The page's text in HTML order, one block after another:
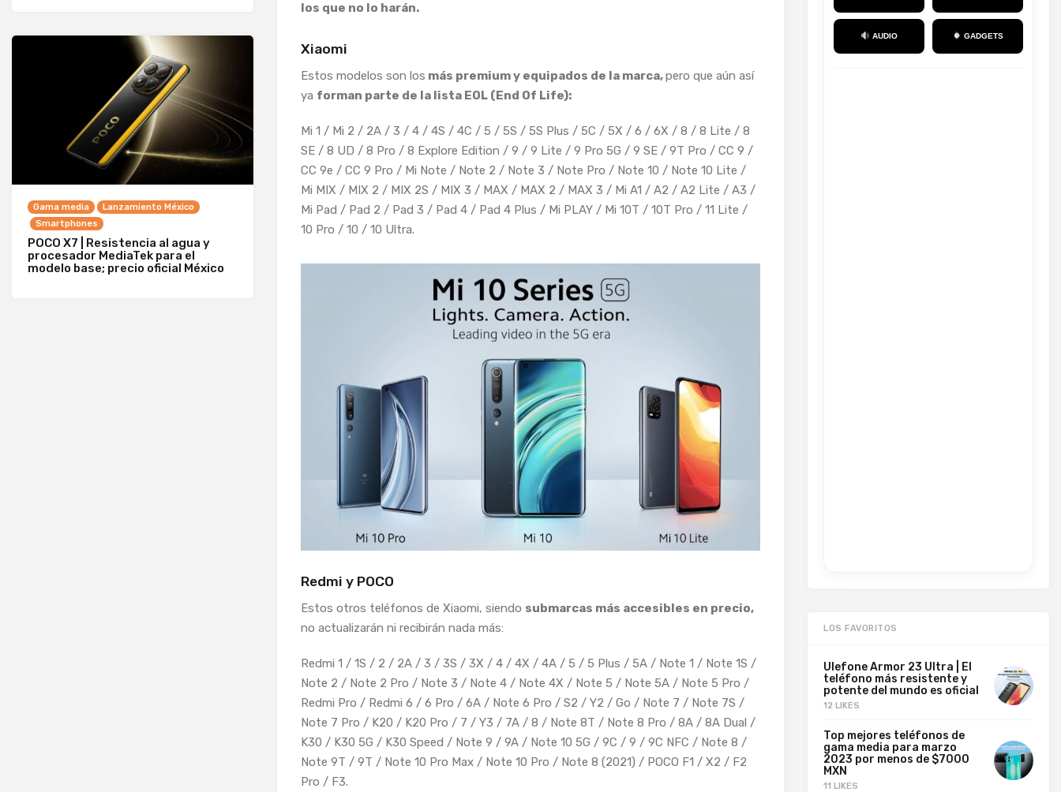
los que no lo harán.
Xiaomi
Estos modelos son los más premium y equipados de la marca,pero que aún así
ya forman parte de la lista EOL (End Of Life):
Mi 1 / Mi 2 / 2A / 3 / 4 / 4S / 4C / 5 / 5S / 5S Plus / 5C / 5X / 6 / 6X / 8 / 8 Lite / 8
SE / 8 UD / 8 Pro / 8 Explore Edition / 9 / 9 Lite / 9 Pro 5G / 9 SE / 9T Pro / CC 9 /
CC 9e / CC 9 Pro / Mi Note / Note 2 / Note 3 / Note Pro / Note 10 / Note 10 Lite /
Mi MIX / MIX 2 / MIX 2S / MIX 3 / MAX / MAX 2 / MAX 3 / Mi A1 / A2 / A2 Lite / A3 /
Mi Pad / Pad 2 / Pad 3 / Pad 4 / Pad 4 Plus / Mi PLAY / Mi 10T / 10T Pro / 11 Lite /
10 Pro / 10 / 10 Ultra.
Redmi y POCO
Estos otros teléfonos de Xiaomi, siendo submarcas más accesibles en precio,
no actualizarán ni recibirán nada más:
Redmi 1 / 1S / 2 / 2A / 3 / 3S / 3X / 4 / 4X / 4A / 5 / 5 Plus / 5A / Note 1 / Note 1S /
Note 2 / Note 2 Pro / Note 3 / Note 4 / Note 4X / Note 5 / Note 5A / Note 5 Pro /
Redmi Pro / Redmi 6 / 6 Pro / 6A / Note 6 Pro / S2 / Y2 / Go / Note 7 / Note 7S /
Note 7 Pro / K20 / K20 Pro / 7 / Y3 / 7A / 8 / Note 8T / Note 8 Pro / 8A / 8A Dual /
K30 / K30 5G / K30 Speed / Note 9 / 9A / Note 10 5G / 9C / 9 / 9C NFC / Note 8 /
Note 9T / 9T / Note 10 Pro Max / Note 10 Pro / Note 8 (2021) / POCO F1 / X2 / F2
Pro / F3.
Gama media
Lanzamiento México
Smartphones
POCO X7 | Resistencia al agua y
procesador MediaTek para el
modelo base; precio oficial México
AUDIO GADGETS
LOS FAVORITOS
Ulefone Armor 23 Ultra | El
teléfono más resistente y
potente del mundo es oficial
12 LIKES
Top mejores teléfonos de
gama media para marzo
2023 por menos de $7000
MXN
11 LIKES